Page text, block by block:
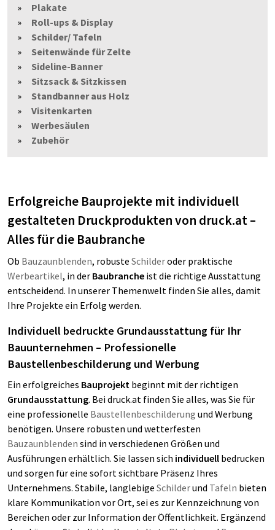
Plakate
Roll-ups & Display
Schilder/ Tafeln
Seitenwände für Zelte
Sideline-Banner
Sitzsack & Sitzkissen
Standbanner aus Holz
Visitenkarten
Werbesäulen
Zubehör
Erfolgreiche Bauprojekte mit individuell
gestalteten Druckprodukten von druck.at –
Alles für die Baubranche
Ob Bauzaunblenden, robuste Schilderoder praktische
Werbeartikel, in der Baubranche ist die richtige Ausstattung
entscheidend. In unserer Themenwelt finden Sie alles, damit
Ihre Projekte ein Erfolg werden.
Individuell bedruckte Grundausstattung für Ihr
Bauunternehmen – Professionelle
Baustellenbeschilderung und Werbung
Ein erfolgreiches Bauprojekt beginnt mit der richtigen
Grundausstattung. Bei druck.at finden Sie alles, was Sie für
eine professionelle Baustellenbeschilderung und Werbung
benötigen. Unsere robusten und wetterfesten
Bauzaunblenden sind in verschiedenen Größen und
Ausführungen erhältlich. Sie lassen sich individuell bedrucken
und sorgen für eine sofort sichtbare Präsenz Ihres
Unternehmens. Stabile, langlebige Schilderund Tafeln bieten
klare Kommunikation vor Ort, sei es zur Kennzeichnung von
Bereichen oder zur Information der Öffentlichkeit. Ergänzend